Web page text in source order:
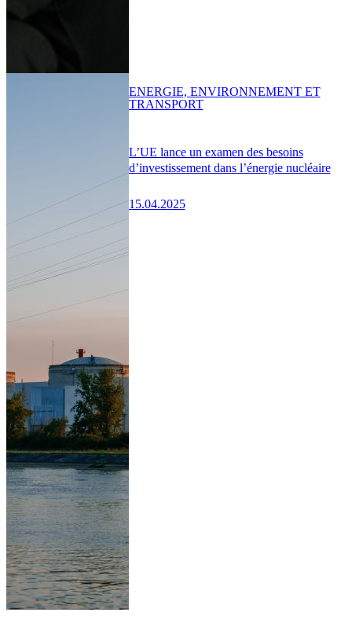
L’UE lance un examen des besoins
d’investissement dans l’énergie nucléaire
15.04.2025
ENERGIE, ENVIRONNEMENT ET
TRANSPORT